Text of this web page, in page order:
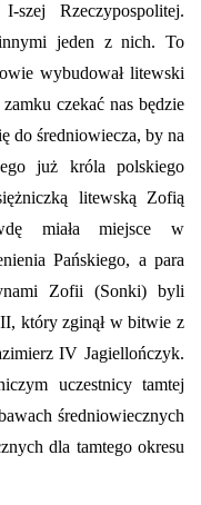
Rzeczypospolitej.
jeden z nich. To
wybudował litewski
czekać nas będzie
do średniowiecza, by na
już króla polskiego
litewską Zofią
miała miejsce w
Pańskiego, a para
Zofii (Sonki) byli
który zginął w bitwie z
IV Jagiellończyk.
uczestnicy tamtej
średniowiecznych
dla tamtego okresu